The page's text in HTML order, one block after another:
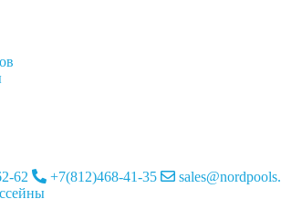
62
+7(812)468-41-35